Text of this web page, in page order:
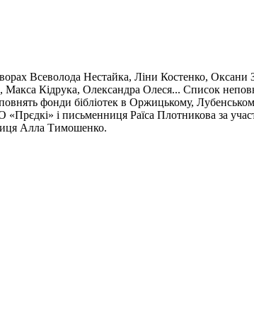
Всеволода Нестайка, Ліни Костенко,
Кідрука, Олександра Олеся... Список
фонди бібліотек в Оржицькому,
і письменниця Раїса Плотникова за
Алла Тимошенко.